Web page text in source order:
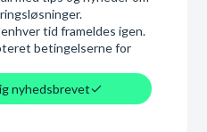
tid frameldes igen.
betingelserne for
nyhedsbrevet